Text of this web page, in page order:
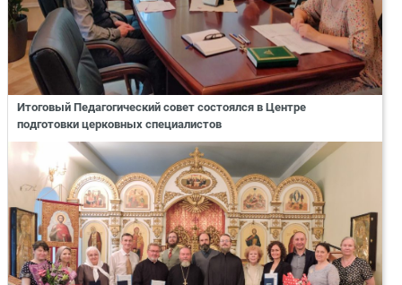
Итоговый Педагогический совет состоялся в Центре
подготовки церковных специалистов